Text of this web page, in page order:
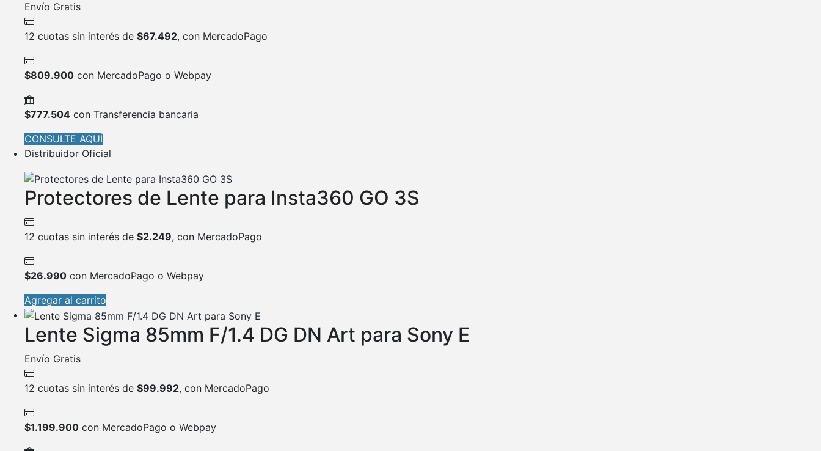
Envío Gratis
12 cuotas sin interés de $67.492, con MercadoPago
$809.900 con MercadoPago o Webpay
$777.504 con Transferencia bancaria
CONSULTE AQUÍ
Distribuidor Oficial
Protectores de Lente para Insta360 GO 3S
12 cuotas sin interés de $2.249, con MercadoPago
$26.990 con MercadoPago o Webpay
Agregar al carrito
Lente Sigma 85mm F/1.4 DG DN Art para Sony E
Envío Gratis
12 cuotas sin interés de $99.992, con MercadoPago
$1.199.900 con MercadoPago o Webpay